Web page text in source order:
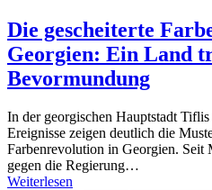
Die gescheiterte
Georgien: Ein Land
Bevormundung
In der georgischen Hauptstadt
Ereignisse zeigen deutlich die
Farbenrevolution in Georgien. Seit
gegen die Regierung…
Weiterlesen